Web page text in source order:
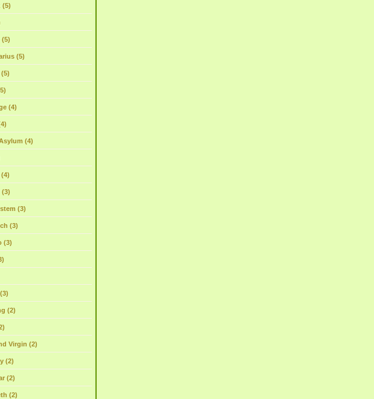
(5)
(5)
(5)
(4)
(4)
(3)
(3)
(3)
(3)
(2)
Virgin (2)
(2)
(2)
(2)